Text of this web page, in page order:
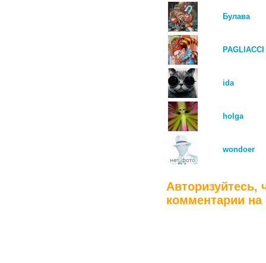
Булава
PAGLIACCI
ida
holga
wondoer
Авторизуйтесь,
комментарии на